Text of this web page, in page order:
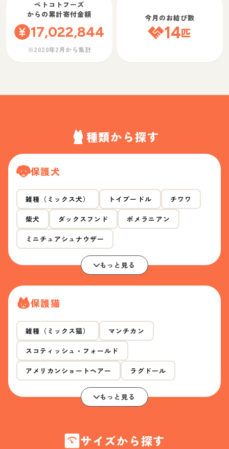
ペトコトフーズ
からの累計寄付金額
17,022,844
※2020年2月から集計
今月のお結び数
14匹
種類から探す
保護犬
雑種（ミックス犬） トイプードル チワワ
柴犬 ダックスフンド ポメラニアン
ミニチュアシュナウザー
もっと見る
保護猫
雑種（ミックス猫） マンチカン
スコティッシュ・フォールド
アメリカンショートヘアー ラグドール
もっと見る
サイズから探す